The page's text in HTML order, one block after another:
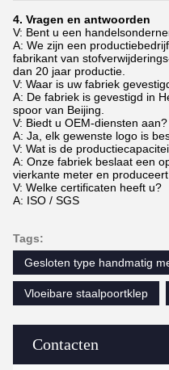
Contacten
4. Vragen en antwoorden
V: Bent u een
A: We zijn een
fabrikant van
dan 20 jaar productie.
V: Waar is uw fabriek
A: De fabriek is gevestigd in
spoor van Beijing.
V: Biedt u OEM-diensten aan?
A: Ja, elk gewenste logo is
V: Wat is de
A: Onze fabriek beslaat een
vierkante meter en
V: Welke certificaten heeft u?
A: ISO / SGS
Tags:
Gesloten type handmatig
Vloeibare staalpoortklep